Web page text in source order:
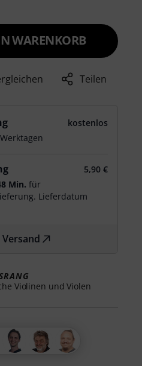
WARENKORB
Teilen
kostenlos
5,90 €
Min. für
Lieferdatum
Violinen und Violen